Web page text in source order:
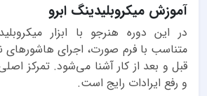
آموزش میکروبلیدینگ ابرو
در این دوره هنرجو با ابزار
متناسب با فرم صورت، اجرای هاشورهای
قبل و بعد از کار آشنا می‌شود. تمرکز
و رفع ایرادات رایج است.